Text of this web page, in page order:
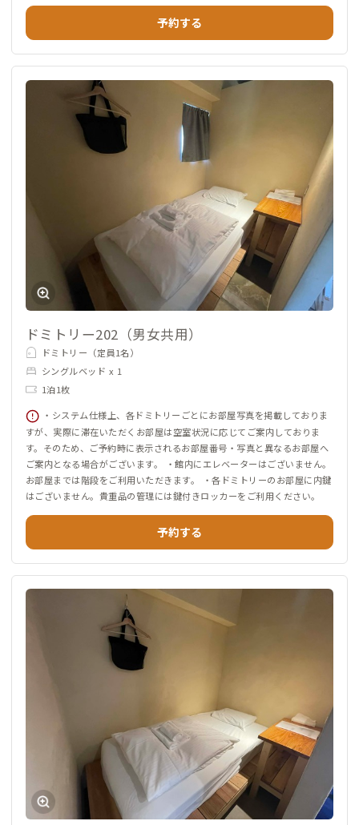
予約する
ドミトリー202（男女共用）
ドミトリー（定員1名）
シングルベッド x 1
1泊1枚
・システム仕様上、各ドミトリーごとにお部屋写真を掲載しておりま
すが、実際に滞在いただくお部屋は空室状況に応じてご案内しておりま
す。そのため、ご予約時に表示されるお部屋番号・写真と異なるお部屋へ
ご案内となる場合がございます。 ・館内にエレベーターはございません。
お部屋までは階段をご利用いただきます。 ・各ドミトリーのお部屋に内鍵
はございません。貴重品の管理には鍵付きロッカーをご利用ください。
予約する